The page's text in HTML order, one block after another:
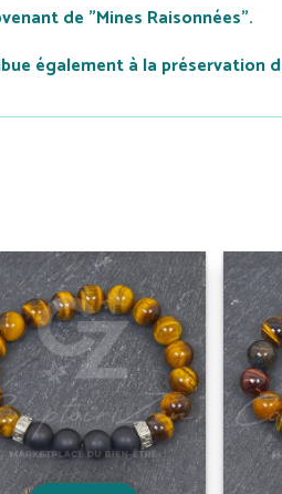
de "Mines Raisonnées".
également à la préservation